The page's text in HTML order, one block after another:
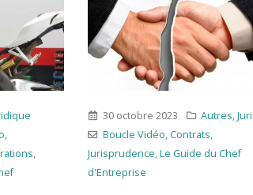
,Juridique
7 mars 2023 Juridique,
Associations,Boucle Vidéo
Le Guide du Chef d'Entreprise,
MultiMédia